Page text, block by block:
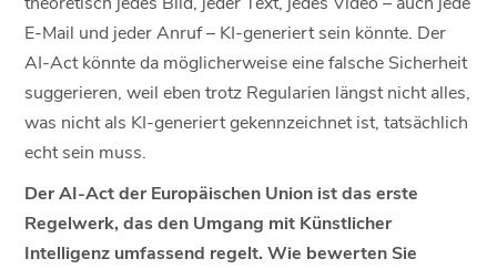
E-Mail und jeder Anruf – KI-generiert sein könnte. Der
AI-Act könnte da möglicherweise eine falsche Sicherheit
suggerieren, weil eben trotz Regularien längst nicht alles,
was nicht als KI-generiert gekennzeichnet ist, tatsächlich
echt sein muss.
Der AI-Act der Europäischen Union ist das erste
Regelwerk, das den Umgang mit Künstlicher
Intelligenz umfassend regelt. Wie bewerten Sie